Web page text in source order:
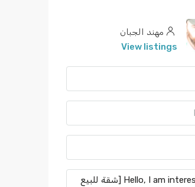
مهند الجبان
View listings